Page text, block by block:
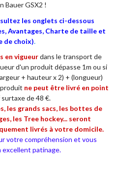
Bauer GSX2 !
les onglets ci-dessous
Avantages, Charte de taille et
de choix).
en vigueurdans le transport de
d'un produit dépasse 1m ou si
+ hauteur x 2) + (longueur)
ne peut être livré en point
surtaxe de 48 €.
les grands sacs, les bottes de
les Tree hockey... seront
livrés à votre domicile.
votre compréhension et vous
excellent patinage.